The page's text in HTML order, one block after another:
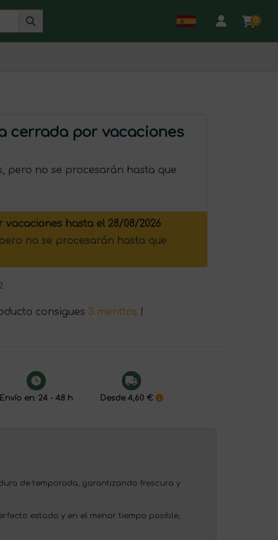
0
cerrada por vacaciones
pero no se procesarán hasta que
hasta el 28/08/2026
no se procesarán hasta que
consigues 3 menttos !
Envío en: 24 - 48 h Desde 4,60 €
de temporada, garantizando frescura y
estado y en el menor tiempo posible,